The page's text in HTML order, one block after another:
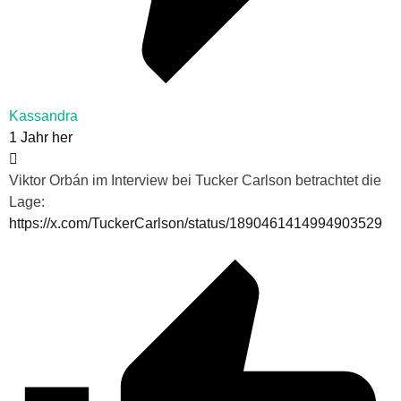
Kassandra
1 Jahr her
Viktor Orbán im Interview bei Tucker Carlson betrachtet die
Lage:
https://x.com/TuckerCarlson/status/1890461414994903529